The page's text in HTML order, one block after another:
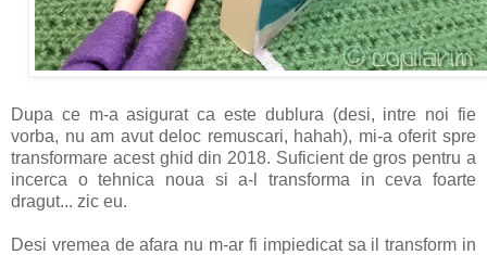
Dupa ce m-a asigurat ca este dublura (desi, intre noi fie
vorba, nu am avut deloc remuscari, hahah), mi-a oferit spre
transformare acest ghid din 2018. Suficient de gros pentru a
incerca o tehnica noua si a-l transforma in ceva foarte
dragut... zic eu.
Desi vremea de afara nu m-ar fi impiedicat sa il transform in